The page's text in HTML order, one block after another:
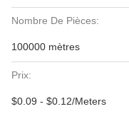
Nombre De Pièces:
100000 mètres
Prix:
$0.09 - $0.12/Meters